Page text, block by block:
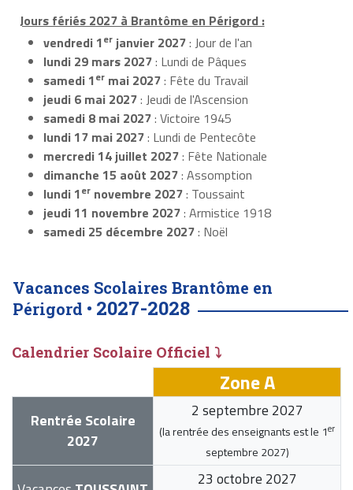
Jours fériés 2027 à Brantôme en Périgord :
vendredi 1er janvier 2027: Jour de l'an
lundi 29 mars 2027: Lundi de Pâques
samedi 1er mai 2027: Fête du Travail
jeudi 6 mai 2027: Jeudi de l'Ascension
samedi 8 mai 2027: Victoire 1945
lundi 17 mai 2027: Lundi de Pentecôte
mercredi 14 juillet 2027: Fête Nationale
dimanche 15 août 2027: Assomption
lundi 1er novembre 2027: Toussaint
jeudi 11 novembre 2027: Armistice 1918
samedi 25 décembre 2027: Noël
Vacances Scolaires Brantôme en
Périgord • 2027-2028
Calendrier Scolaire Officiel ⤵
Zone A
Rentrée Scolaire
2027
2 septembre 2027
(la rentrée des enseignants est le 1er
septembre 2027)
23 octobre 2027